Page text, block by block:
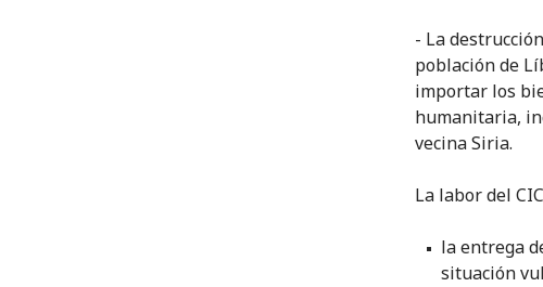
- La
población de
importar los
humanitaria,
vecina Siria.
La labor del
la entrega
situación